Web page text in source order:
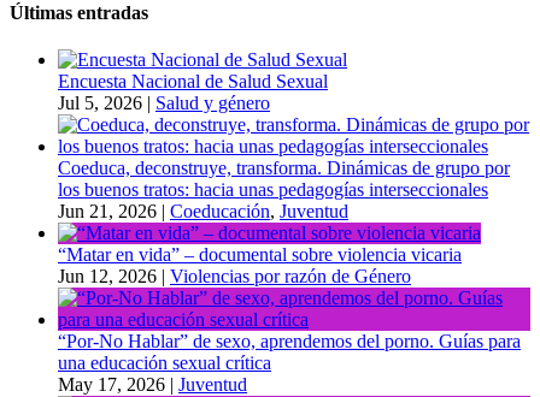
Últimas entradas
Encuesta Nacional de Salud Sexual
Jul 5, 2026 | Salud y género
Coeduca, deconstruye, transforma. Dinámicas de grupo por
los buenos tratos: hacia unas pedagogías interseccionales
Jun 21, 2026 | Coeducación, Juventud
“Matar en vida” – documental sobre violencia vicaria
Jun 12, 2026 | Violencias por razón de Género
“Por-No Hablar” de sexo, aprendemos del porno. Guías para
una educación sexual crítica
May 17, 2026 | Juventud